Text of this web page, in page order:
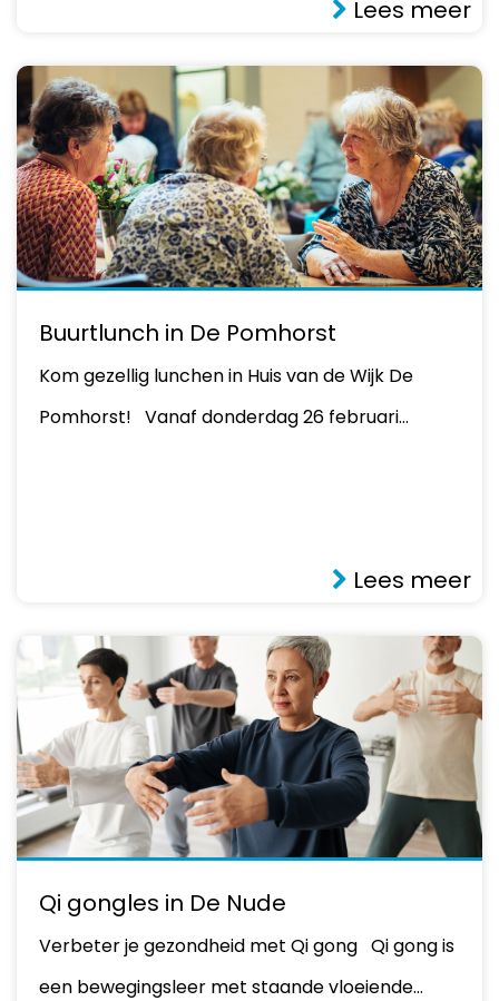
Lees meer
Buurtlunch in De Pomhorst
Kom gezellig lunchen in Huis van de Wijk De
Pomhorst! Vanaf donderdag 26 februari…
Lees meer
Qi gongles in De Nude
Verbeter je gezondheid met Qi gong Qi gong is
een bewegingsleer met staande vloeiende…